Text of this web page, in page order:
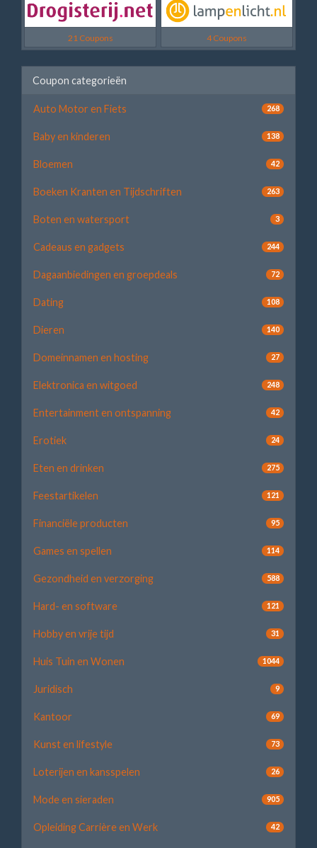
21 Coupons 4 Coupons
Coupon categorieën
Auto Motor en Fiets 268
Baby en kinderen 138
Bloemen 42
Boeken Kranten en Tijdschriften 263
Boten en watersport 3
Cadeaus en gadgets 244
Dagaanbiedingen en groepdeals 72
Dating 108
Dieren 140
Domeinnamen en hosting 27
Elektronica en witgoed 248
Entertainment en ontspanning 42
Erotiek 24
Eten en drinken 275
Feestartikelen 121
Financiële producten 95
Games en spellen 114
Gezondheid en verzorging 588
Hard- en software 121
Hobby en vrije tijd 31
Huis Tuin en Wonen 1044
Juridisch 9
Kantoor 69
Kunst en lifestyle 73
Loterijen en kansspelen 26
Mode en sieraden 905
Opleiding Carrière en Werk 42